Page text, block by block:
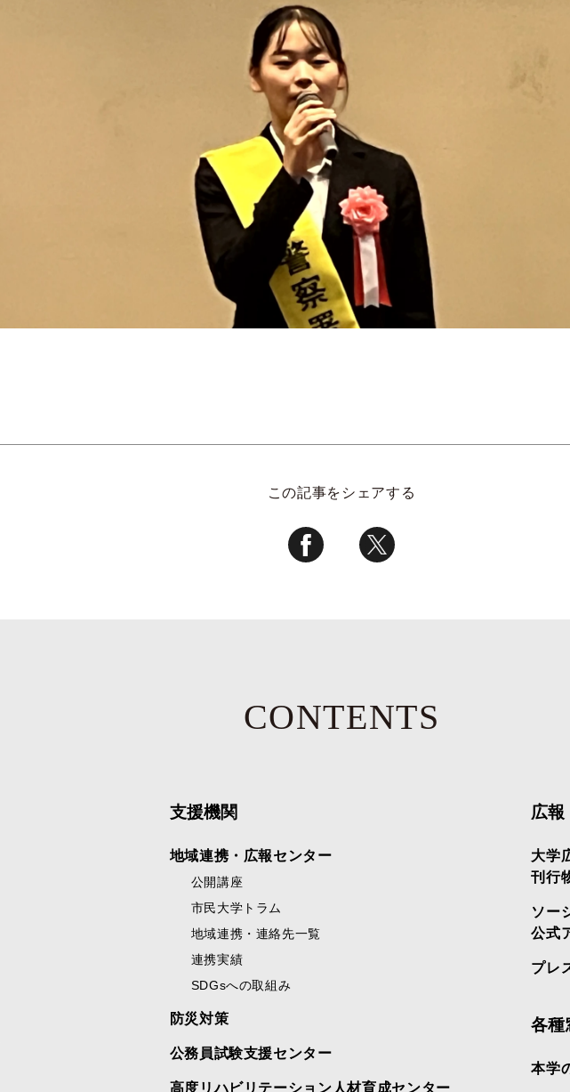
この記事をシェアする
CONTENTS
支援機関
地域連携・広報センター
公開講座
市民大学トラム
地域連携・連絡先一覧
連携実績
SDGsへの取組み
防災対策
公務員試験支援センター
高度リハビリテーション人材育成センター
広報
大学
刊行
ソー
公式
プレ
各種
本学